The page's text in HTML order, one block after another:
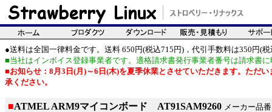
●送料は全国一律料金です。送料 650円(税込715円)，代引手数料は350円(税
■当社はインボイス登録事業者です。適格請求書発行事業者番号は請求書
■お知らせ：8月3日(月)～6日(木)を夏季休業とさせていただきます。ただ
承ください。
■ATMEL ARM9マイコンボード AT91SAM9260 メーカー品